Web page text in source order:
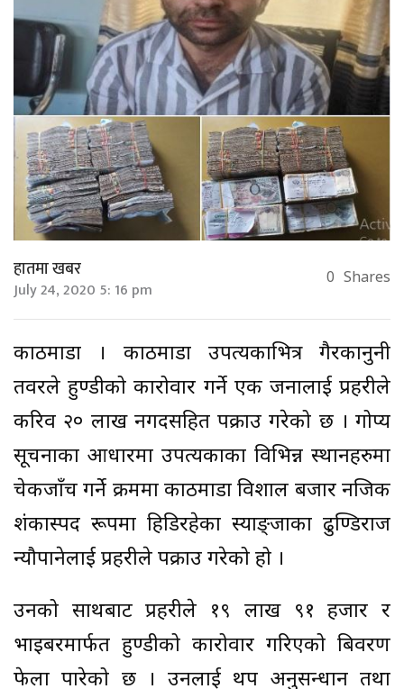
हातमा खबर
July 24, 2020 5: 16 pm 0 Shares
काठमाडौं । काठमाडौं उपत्यकाभित्र गैरकानुनी
तवरले हुण्डीको कारोवार गर्ने एक जनालाई प्रहरीले
करिव २० लाख नगदसहित पक्राउ गरेको छ । गोप्य
सूचनाका आधारमा उपत्यकाका विभिन्न स्थानहरुमा
चेकजाँच गर्ने क्रममा काठमाडौं विशाल बजार नजिक
शंकास्पद रूपमा हिडिरहेका स्याङ्जाका ढुण्डिराज
न्यौपानेलाई प्रहरीले पक्राउ गरेको हो ।
उनको साथबाट प्रहरीले १९ लाख ९१ हजार र
भाइबरमार्फत हुण्डीको कारोवार गरिएको बिवरण
फेला पारेको छ । उनलाई थप अनुसन्धान तथा